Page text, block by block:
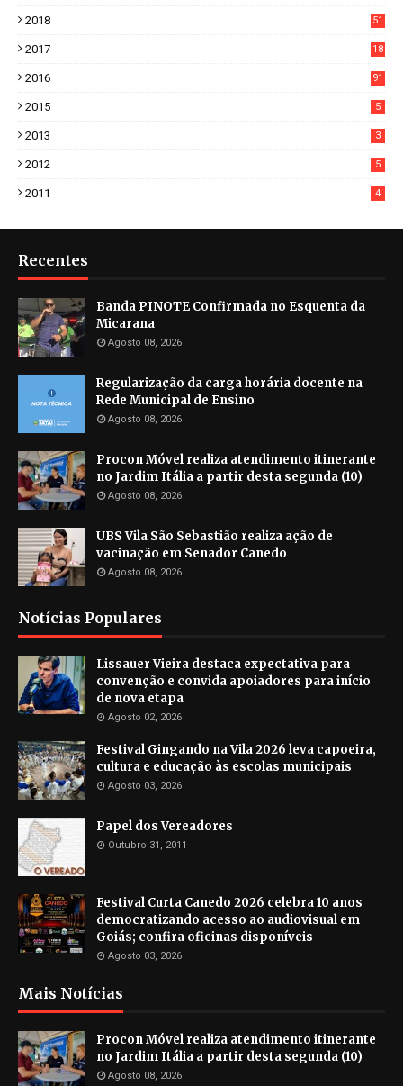
2018
51
2017
18
2016 91
2015 5
2013 3
2012 5
2011 4
Recentes
Banda PINOTE Confirmada no Esquenta da
Micarana
Agosto 08, 2026
Regularização da carga horária docente na
Rede Municipal de Ensino
Agosto 08, 2026
Procon Móvel realiza atendimento itinerante
no Jardim Itália a partir desta segunda (10)
Agosto 08, 2026
UBS Vila São Sebastião realiza ação de
vacinação em Senador Canedo
Agosto 08, 2026
Notícias Populares
Lissauer Vieira destaca expectativa para
convenção e convida apoiadores para início
de nova etapa
Agosto 02, 2026
Festival Gingando na Vila 2026 leva capoeira,
cultura e educação às escolas municipais
Agosto 03, 2026
Papel dos Vereadores
Outubro 31, 2011
Festival Curta Canedo 2026 celebra 10 anos
democratizando acesso ao audiovisual em
Goiás; confira oficinas disponíveis
Agosto 03, 2026
Mais Notícias
Procon Móvel realiza atendimento itinerante
no Jardim Itália a partir desta segunda (10)
Agosto 08, 2026